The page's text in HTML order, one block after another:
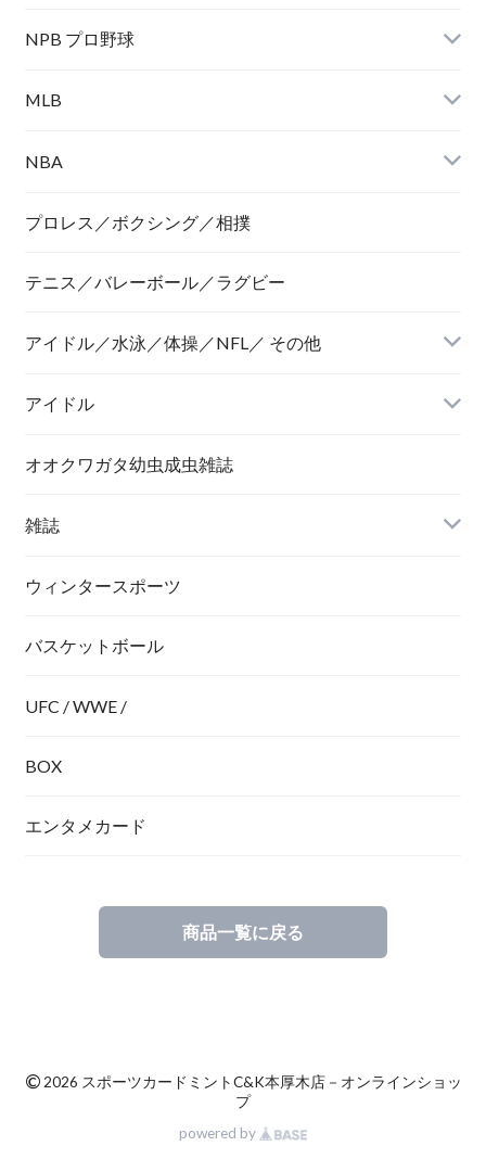
NPB プロ野球
MLB
NBA
プロレス／ボクシング／相撲
テニス／バレーボール／ラグビー
アイドル／水泳／体操／NFL／ その他
アイドル
オオクワガタ幼虫成虫雑誌
雑誌
ウィンタースポーツ
バスケットボール
UFC / WWE /
BOX
エンタメカード
商品一覧に戻る
©2026 スポーツカードミントC&K本厚木店－オンラインショッ
プ
powered by